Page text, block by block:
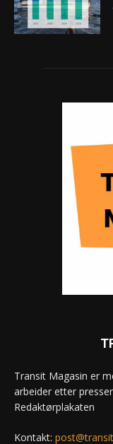
Transit Magasin er
arbeider etter
Redaktørplakaten
Kontakt: